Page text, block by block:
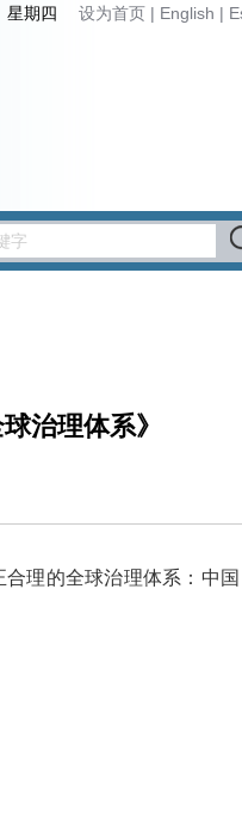
期四 设为首页 | English |
治理体系》
理的全球治理体系：中国